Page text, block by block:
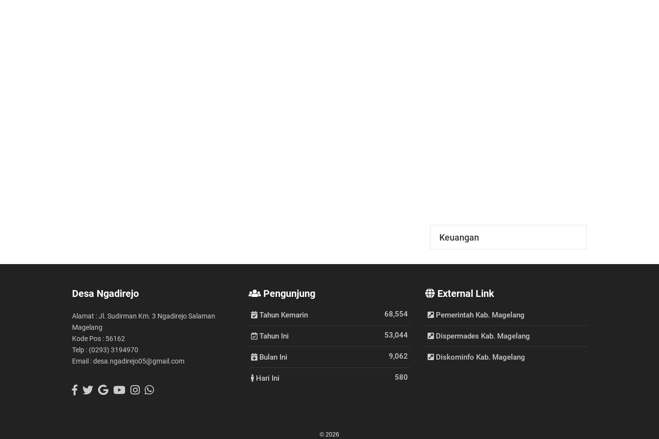
Keuangan
Desa Ngadirejo
Alamat : Jl. Sudirman Km. 3 Ngadirejo Salaman
Magelang
Kode Pos : 56162
Telp : (0293) 3194970
Email : desa.ngadirejo05@gmail.com
Pengunjung
Tahun Kemarin 68,554
Tahun Ini 53,044
Bulan Ini 9,062
Hari Ini 580
External Link
Pemerintah Kab. Magelang
Dispermades Kab. Magelang
Diskominfo Kab. Magelang
© 2026